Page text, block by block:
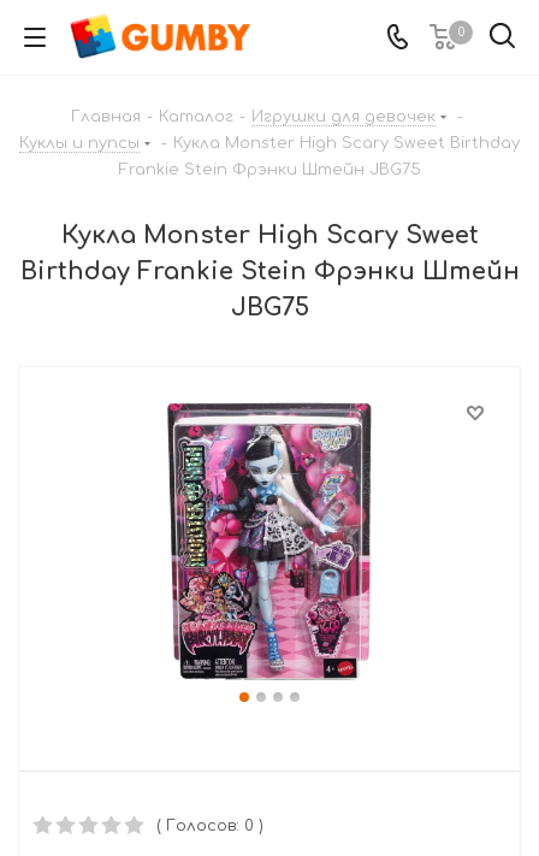
0
Главная - Каталог - Игрушки для девочек
-
Куклы и пупсы
- Кукла Monster High Scary Sweet Birthday
Frankie Stein Фрэнки Штейн JBG75
Кукла Monster High Scary Sweet
Birthday Frankie Stein Фрэнки Штейн
JBG75
( Голосов: 0 )